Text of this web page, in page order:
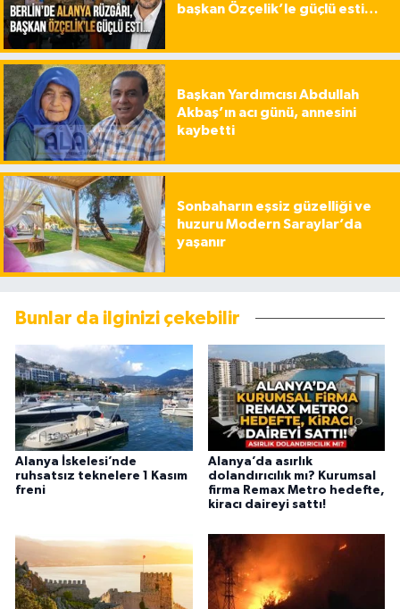
başkan Özçelik’le güçlü esti…
Başkan Yardımcısı Abdullah
Akbaş’ın acı günü, annesini
kaybetti
Sonbaharın eşsiz güzelliği ve
huzuru Modern Saraylar’da
yaşanır
Bunlar da ilginizi çekebilir
Alanya İskelesi’nde
ruhsatsız teknelere 1 Kasım
freni
Alanya’da asırlık
dolandırıcılık mı? Kurumsal
firma Remax Metro hedefte,
kiracı daireyi sattı!